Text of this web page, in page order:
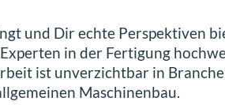
und Dir echte Perspektiven
in der Fertigung
ist unverzichtbar in
Maschinenbau.